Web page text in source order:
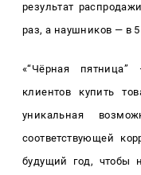
результат
раз, а наушников — в 5
«“Чёрная
клиентов купить
уникальная
соответствующей
будущий год, чтобы